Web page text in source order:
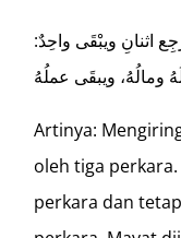
اثنانِ ويبْقَى واحِدٌ:
ومالُهُ، ويبقَى عملُهُ
Artinya:
oleh tiga
perkara dan